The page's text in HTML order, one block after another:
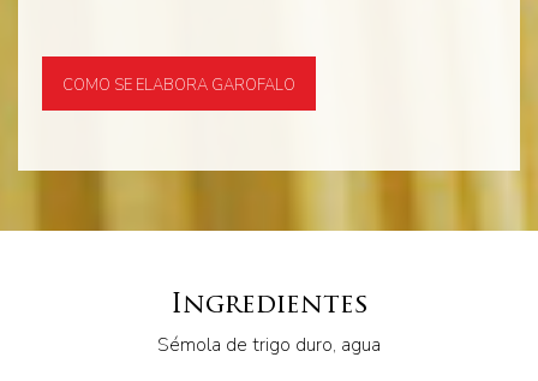
COMO SE ELABORA GAROFALO
Ingredientes
Sémola de trigo duro, agua